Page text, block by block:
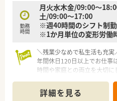
勤務
時間
月火水木金/09:00～
土/09:00～17:00
※週40時間のシフト制
※1か月単位の変形労働
＼残業少なめで私生活も充実
年間休日120日以上でお仕事
時間や家庭との両立を大切
＊
詳細を見る